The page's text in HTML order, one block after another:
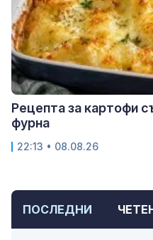
ПОСЛЕДНИ
Рецепта за картофи
фурна
22:13 • 08.08.26